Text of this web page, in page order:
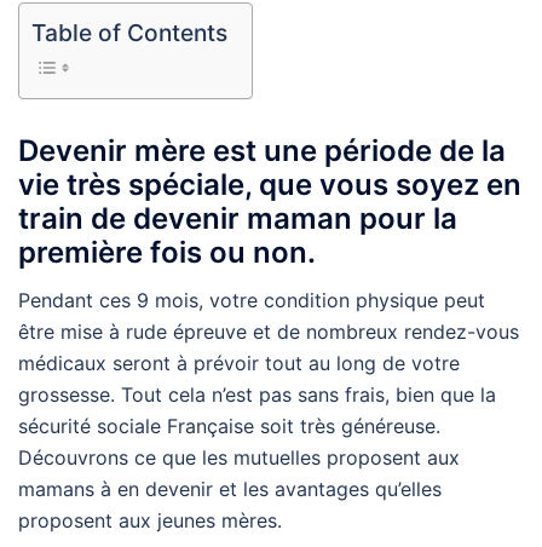
Table of Contents
Devenir mère est une période de la
vie très spéciale, que vous soyez en
train de devenir maman pour la
première fois ou non.
Pendant ces 9 mois, votre condition physique peut
être mise à rude épreuve et de nombreux rendez-vous
médicaux seront à prévoir tout au long de votre
grossesse. Tout cela n’est pas sans frais, bien que la
sécurité sociale Française soit très généreuse.
Découvrons ce que les mutuelles proposent aux
mamans à en devenir et les avantages qu’elles
proposent aux jeunes mères.